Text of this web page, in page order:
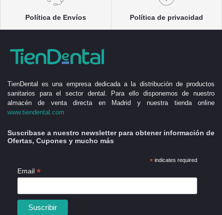
Política de Envíos Política de privacidad
TienDental es una empresa dedicada a la distribución de productos
sanitarios para el sector dental. Para ello disponemos de nuestro
almacén de venta directa en Madrid y nuestra tienda online
www.tiendental.com
Suscribase a nuestro newsletter para obtener información de
Ofertas, Cupones y mucho más
*indicates required
Email *